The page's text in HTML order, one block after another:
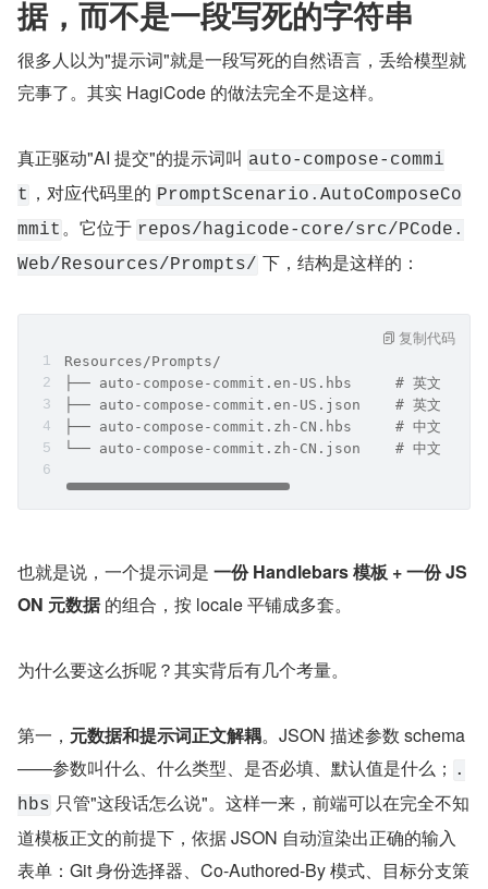
据，而不是一段写死的字符串
很多人以为"提示词"就是一段写死的自然语言，丢给模型就
完事了。其实 HagiCode 的做法完全不是这样。
真正驱动"AI 提交"的提示词叫 auto-compose-commi
t ，对应代码里的 PromptScenario.AutoComposeCo
mmit 。它位于 repos/hagicode-core/src/PCode.
Web/Resources/Prompts/ 下，结构是这样的：
Resources/Prompts/
├── auto-compose-commit.en-US.hbs     # 英文
├── auto-compose-commit.en-US.json    # 英文元数据（
├── auto-compose-commit.zh-CN.hbs     # 中文模板
└── auto-compose-commit.zh-CN.json    # 中文元数据
复制代码
也就是说，一个提示词是 一份 Handlebars 模板 + 一份 JS
ON 元数据 的组合，按 locale 平铺成多套。
为什么要这么拆呢？其实背后有几个考量。
第一， 元数据和提示词正文解耦。JSON 描述参数 schema
——参数叫什么、什么类型、是否必填、默认值是什么；
.
hbs 只管"这段话怎么说"。这样一来，前端可以在完全不知
道模板正文的前提下，依据 JSON 自动渲染出正确的输入
表单：Git 身份选择器、Co-Authored-By 模式、目标分支策